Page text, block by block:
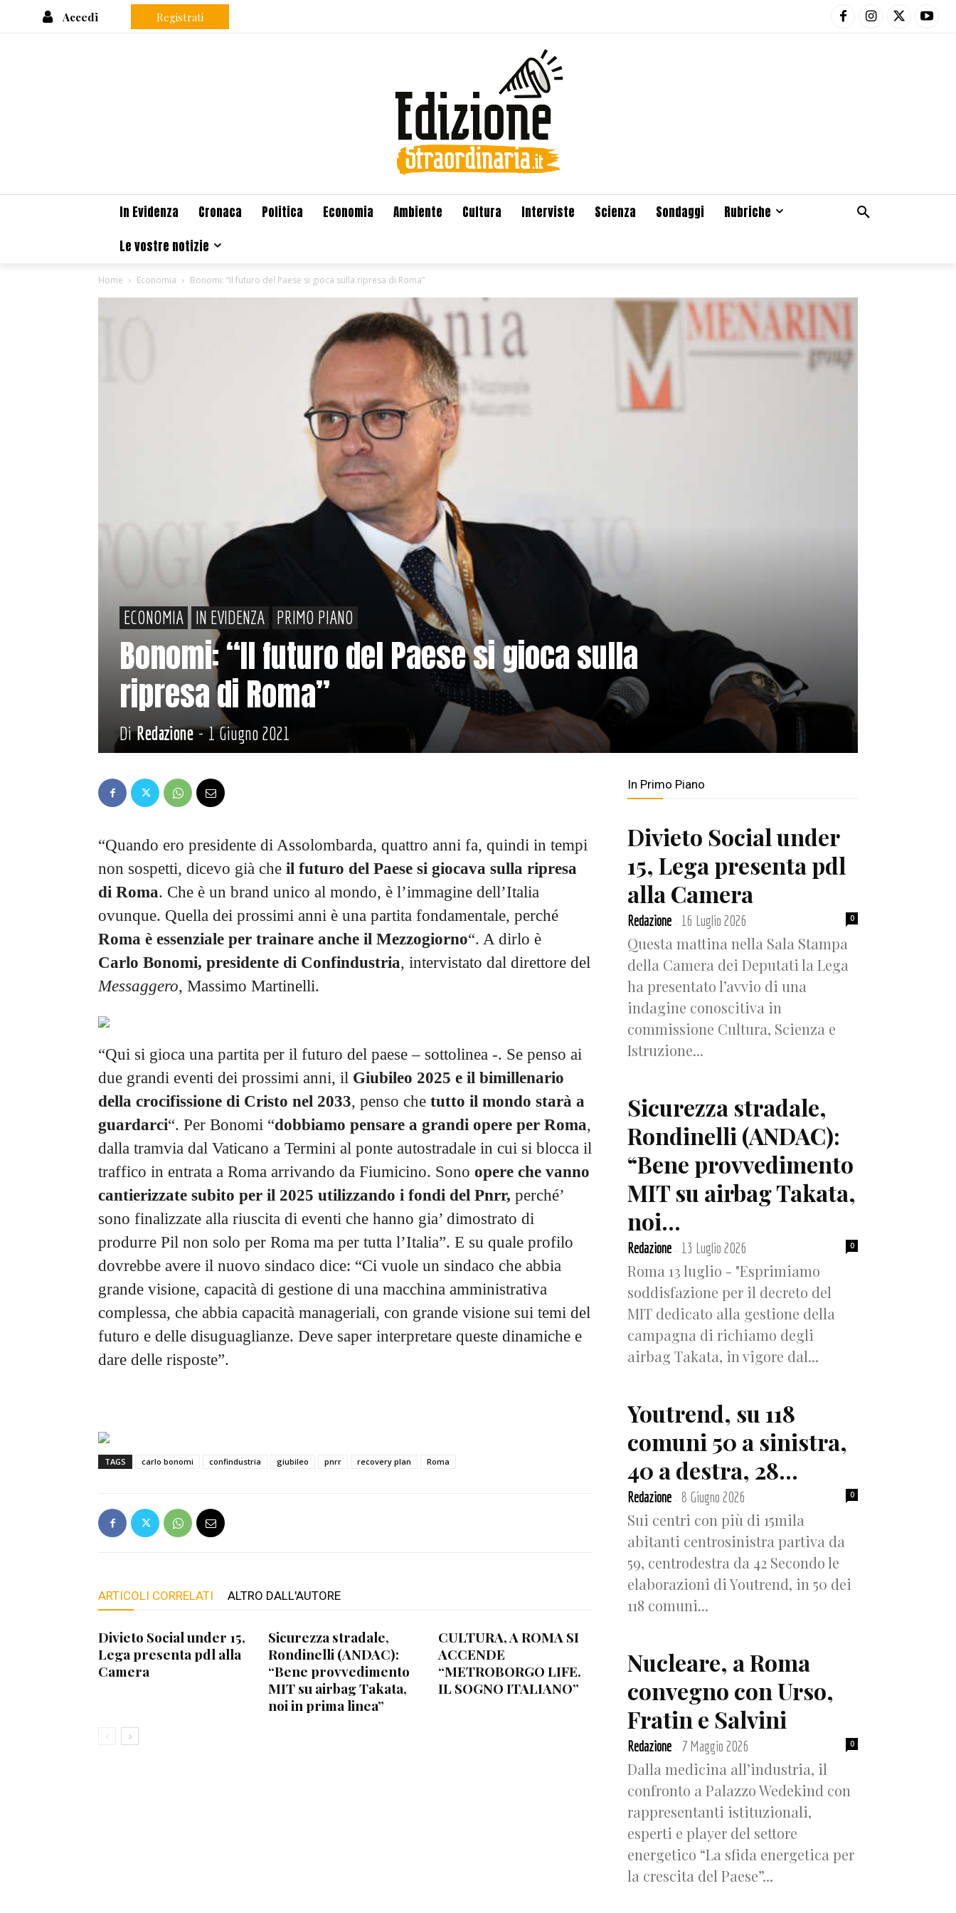
Accedi Registrati
In Evidenza Cronaca Politica Economia Ambiente Cultura Interviste Scienza Sondaggi
Rubriche
Le vostre notizie
Home Economia Bonomi: “Il futuro del Paese si gioca sulla ripresa di Roma”
ECONOMIA IN EVIDENZA PRIMO PIANO
Bonomi: “Il futuro del Paese si gioca sulla
ripresa di Roma”
Di Redazione- 1 Giugno 2021
“Quando ero presidente di Assolombarda, quattro anni fa, quindi in tempi
non sospetti, dicevo già che il futuro del Paese si giocava sulla ripresa
di Roma. Che è un brand unico al mondo, è l’immagine dell’Italia
ovunque. Quella dei prossimi anni è una partita fondamentale, perché
Roma è essenziale per trainare anche il Mezzogiorno“. A dirlo è
Carlo Bonomi, presidente di Confindustria, intervistato dal direttore del
Messaggero, Massimo Martinelli.
“Qui si gioca una partita per il futuro del paese – sottolinea -. Se penso ai
due grandi eventi dei prossimi anni, il Giubileo 2025 e il bimillenario
della crocifissione di Cristo nel 2033, penso che tutto il mondo starà a
guardarci“. Per Bonomi “dobbiamo pensare a grandi opere per Roma,
dalla tramvia dal Vaticano a Termini al ponte autostradale in cui si blocca il
traffico in entrata a Roma arrivando da Fiumicino. Sono opere che vanno
cantierizzate subito per il 2025 utilizzando i fondi del Pnrr, perché’
sono finalizzate alla riuscita di eventi che hanno gia’ dimostrato di
produrre Pil non solo per Roma ma per tutta l’Italia”. E su quale profilo
dovrebbe avere il nuovo sindaco dice: “Ci vuole un sindaco che abbia
grande visione, capacità di gestione di una macchina amministrativa
complessa, che abbia capacità manageriali, con grande visione sui temi del
futuro e delle disuguaglianze. Deve saper interpretare queste dinamiche e
dare delle risposte”.
TAGS carlo bonomi confindustria giubileo pnrr recovery plan Roma
ARTICOLI CORRELATI ALTRO DALL'AUTORE
Divieto Social under 15,
Lega presenta pdl alla
Camera
Sicurezza stradale,
Rondinelli (ANDAC):
“Bene provvedimento
MIT su airbag Takata,
noi in prima linea”
CULTURA, A ROMA SI
ACCENDE
“METROBORGO LIFE.
IL SOGNO ITALIANO”
In Primo Piano
Divieto Social under
15, Lega presenta pdl
alla Camera
Redazione - 16 Luglio 2026 0
Questa mattina nella Sala Stampa
della Camera dei Deputati la Lega
ha presentato l’avvio di una
indagine conoscitiva in
commissione Cultura, Scienza e
Istruzione...
Sicurezza stradale,
Rondinelli (ANDAC):
“Bene provvedimento
MIT su airbag Takata,
noi...
Redazione - 13 Luglio 2026 0
Roma 13 luglio - "Esprimiamo
soddisfazione per il decreto del
MIT dedicato alla gestione della
campagna di richiamo degli
airbag Takata, in vigore dal...
Youtrend, su 118
comuni 50 a sinistra,
40 a destra, 28...
Redazione - 8 Giugno 2026 0
Sui centri con più di 15mila
abitanti centrosinistra partiva da
59, centrodestra da 42 Secondo le
elaborazioni di Youtrend, in 50 dei
118 comuni...
Nucleare, a Roma
convegno con Urso,
Fratin e Salvini
Redazione - 7 Maggio 2026 0
Dalla medicina all’industria, il
confronto a Palazzo Wedekind con
rappresentanti istituzionali,
esperti e player del settore
energetico “La sfida energetica per
la crescita del Paese”...